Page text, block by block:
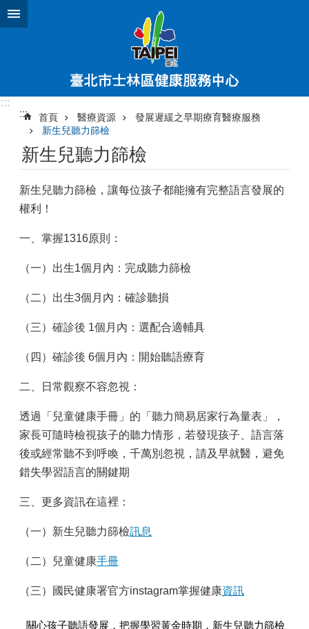
跳到主要內容區塊
:::
:::
首頁 醫療資源
發展遲緩之早期療育醫療服務
新生兒聽力篩檢
新生兒聽力篩檢
新生兒聽力篩檢，讓每位孩子都能擁有完整語言發展的
權利！
一、掌握1316原則：
（一）出生1個月內：完成聽力篩檢
（二）出生3個月內：確診聽損
（三） 確診後 1個月內：選配合適輔具
（四） 確診後 6個月內：開始聽語療育
二、日常觀察不容忽視：
透過「兒童健康手冊」的「聽力簡易居家行為量表」，
家長可隨時檢視孩子的聽力情形，若發現孩子、語言落
後或經常聽不到呼喚，千萬別忽視，請及早就醫，避免
錯失學習語言的關鍵期
三、更多資訊在這裡：
（一）新生兒聽力篩檢訊息
（二）兒童健康手冊
（三）國民健康署官方instagram掌握健康資訊
關心孩子聽語發展，把握學習黃金時期，新生兒聽力篩檢